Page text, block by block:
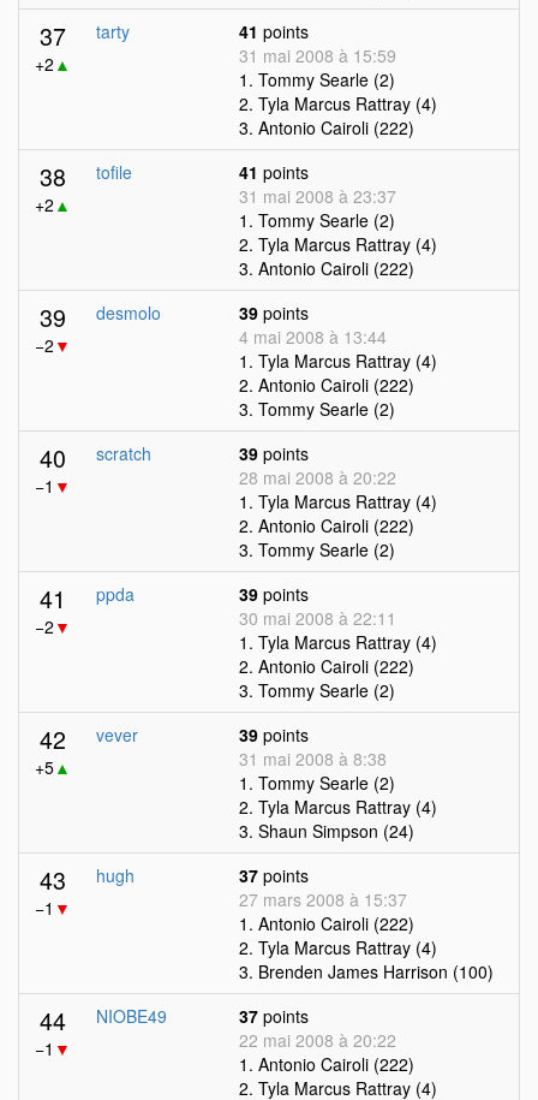
37
+2 ▲
tarty 41 points
31 mai 2008 à 15:59
1. Tommy Searle (2)
2. Tyla Marcus Rattray (4)
3. Antonio Cairoli (222)
38
+2 ▲
tofile 41 points
31 mai 2008 à 23:37
1. Tommy Searle (2)
2. Tyla Marcus Rattray (4)
3. Antonio Cairoli (222)
39
−2 ▼
desmolo 39 points
4 mai 2008 à 13:44
1. Tyla Marcus Rattray (4)
2. Antonio Cairoli (222)
3. Tommy Searle (2)
40
−1 ▼
scratch 39 points
28 mai 2008 à 20:22
1. Tyla Marcus Rattray (4)
2. Antonio Cairoli (222)
3. Tommy Searle (2)
41
−2 ▼
ppda 39 points
30 mai 2008 à 22:11
1. Tyla Marcus Rattray (4)
2. Antonio Cairoli (222)
3. Tommy Searle (2)
42
+5▲
vever 39 points
31 mai 2008 à 8:38
1. Tommy Searle (2)
2. Tyla Marcus Rattray (4)
3. Shaun Simpson (24)
43
−1 ▼
hugh 37 points
27 mars 2008 à 15:37
1. Antonio Cairoli (222)
2. Tyla Marcus Rattray (4)
3. Brenden James Harrison (100)
44
−1 ▼
NIOBE49 37 points
22 mai 2008 à 20:22
1. Antonio Cairoli (222)
2. Tyla Marcus Rattray (4)